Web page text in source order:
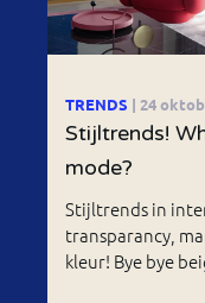
TRENDS | 24
Stijltrends!
mode?
Stijltrends in
transparancy,
kleur! Bye bye